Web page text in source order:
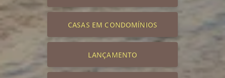
CASAS EM CONDOMÍNIOS
LANÇAMENTO